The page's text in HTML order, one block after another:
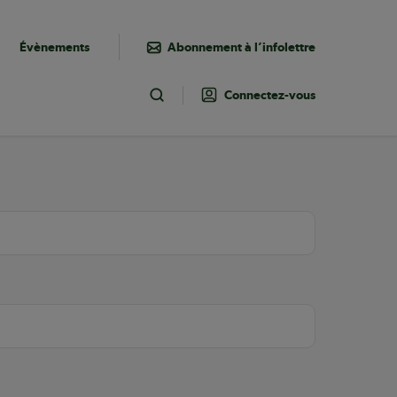
Évènements Abonnement à l’infolettre
Toggle Search
Connectez-vous